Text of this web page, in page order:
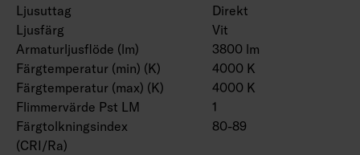
Ljusuttag
Direkt
Ljusfärg
Vit
Armaturljusflöde (lm)
3800 lm
Färgtemperatur (min) (K)
4000 K
Färgtemperatur (max) (K)
4000 K
Flimmervärde Pst LM
1
Färgtolkningsindex
(CRI/Ra)
80-89